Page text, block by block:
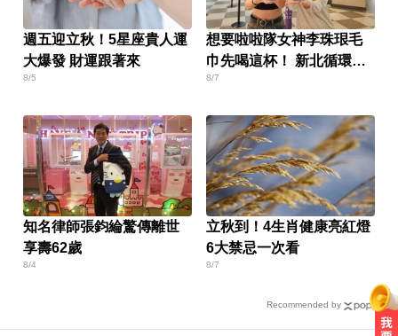
週五迎立秋！5星座貴人運
大爆發 財運跟著來
8/5
想要啦啦隊女神李珠珢毛
巾先喝這杯！ 新北循環杯
做環保還能抽好禮
8/7
知名律師張鈞綸驚傳離世
享壽62歲
8/4
立秋到！4生肖健康亮紅燈
6大禁忌一次看
8/7
Recommended by